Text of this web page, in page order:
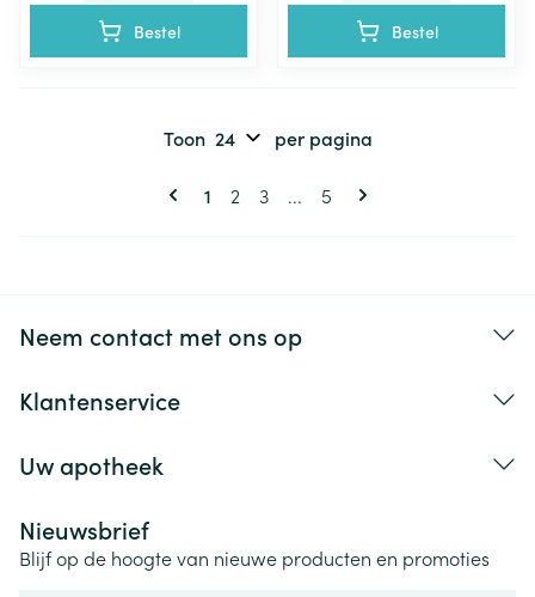
Bestel Bestel
Pagina's
U lees momenteel pagina
1 Pagina
2 Pagina
3 ... Pagina
5
Toon per pagina
Neem contact met ons op
Klantenservice
Uw apotheek
Nieuwsbrief
Blijf op de hoogte van nieuwe producten en promoties